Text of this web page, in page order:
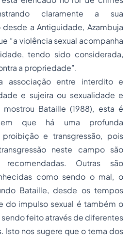
claramente a sua
a Antiguidade, Azambuja
“a violência sexual acompanha
tendo sido considerada,
a propriedade”.
associação entre interdito e
e sujeira ou sexualidade e
Bataille (1988), esta é
em que há uma profunda
e transgressão, pois
neste campo são
Outras são
como sendo o mal, o
Bataille, desde os tempos
do impulso sexual é também o
feito através de diferentes
Isto nos sugere que o tema dos